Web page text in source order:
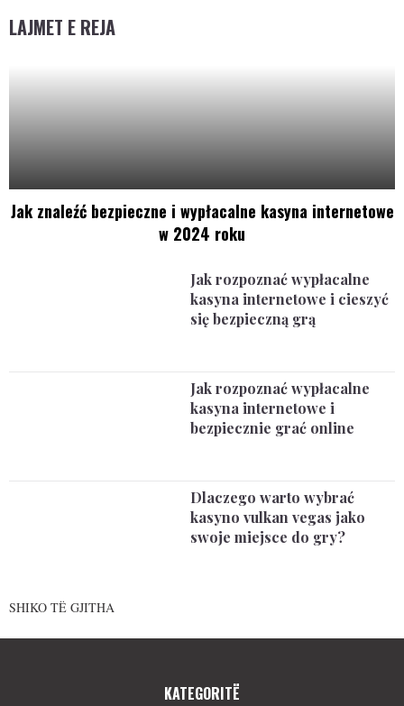
LAJMET E REJA
Jak znaleźć bezpieczne i wypłacalne kasyna internetowe
w 2024 roku
Jak rozpoznać wypłacalne
kasyna internetowe i cieszyć
się bezpieczną grą
Jak rozpoznać wypłacalne
kasyna internetowe i
bezpiecznie grać online
Dlaczego warto wybrać
kasyno vulkan vegas jako
swoje miejsce do gry?
SHIKO TË GJITHA
KATEGORITË